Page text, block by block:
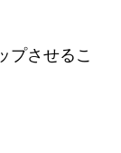
プさせるこ